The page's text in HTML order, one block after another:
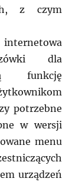
z czym
dla
funkcję
potrzebne
w wersji
menu
urządzeń